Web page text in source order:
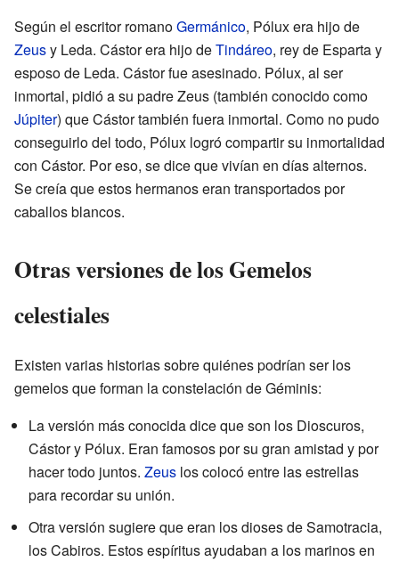
Según el escritor romanoGermánico, Pólux era hijo de
Zeusy Leda. Cástor era hijo deTindáreo, rey de Esparta y
esposo de Leda. Cástor fue asesinado. Pólux, al ser
inmortal, pidió a su padre Zeus (también conocido como
Júpiter) que Cástor también fuera inmortal. Como no pudo
conseguirlo del todo, Pólux logró compartir su inmortalidad
con Cástor. Por eso, se dice que vivían en días alternos.
Se creía que estos hermanos eran transportados por
caballos blancos.
Otras versiones de los Gemelos
celestiales
Existen varias historias sobre quiénes podrían ser los
gemelos que forman la constelación de Géminis:
La versión más conocida dice que son los Dioscuros,
Cástor y Pólux. Eran famosos por su gran amistad y por
hacer todo juntos. Zeus los colocó entre las estrellas
para recordar su unión.
Otra versión sugiere que eran los dioses de Samotracia,
los Cabiros. Estos espíritus ayudaban a los marinos en